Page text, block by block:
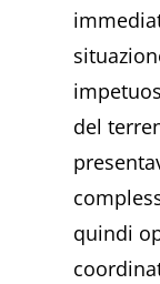
del
quindi